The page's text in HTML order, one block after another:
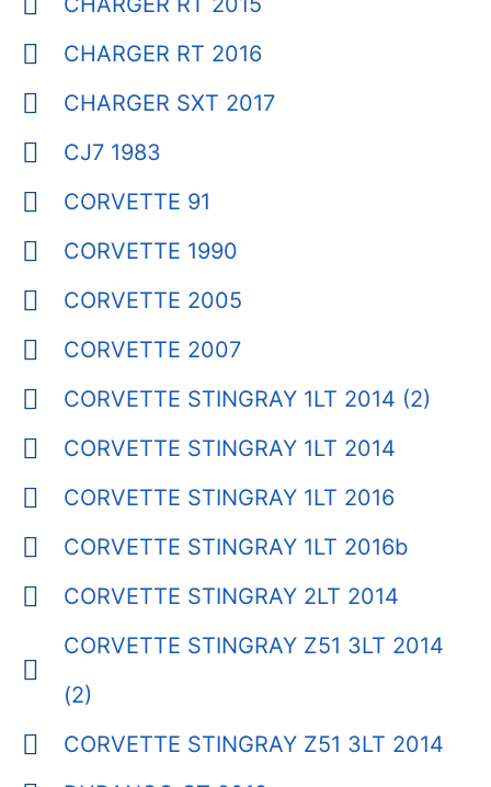
CHARGER RT 2016
CHARGER SXT 2017
CJ7 1983
CORVETTE 91
CORVETTE 1990
CORVETTE 2005
CORVETTE 2007
CORVETTE STINGRAY 1LT 2014 (2)
CORVETTE STINGRAY 1LT 2014
CORVETTE STINGRAY 1LT 2016
CORVETTE STINGRAY 1LT 2016b
CORVETTE STINGRAY 2LT 2014
CORVETTE STINGRAY Z51 3LT 2014
(2)
CORVETTE STINGRAY Z51 3LT 2014